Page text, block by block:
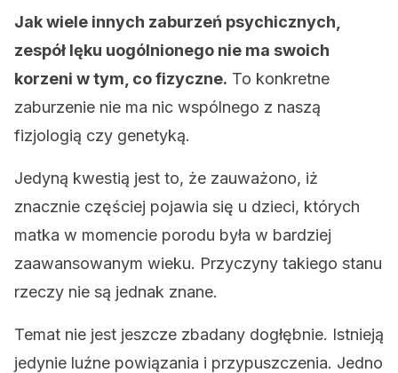
Jak wiele innych zaburzeń psychicznych,
zespół lęku uogólnionego nie ma swoich
korzeni w tym, co fizyczne. To konkretne
zaburzenie nie ma nic wspólnego z naszą
fizjologią czy genetyką.
Jedyną kwestią jest to, że zauważono, iż
znacznie częściej pojawia się u dzieci, których
matka w momencie porodu była w bardziej
zaawansowanym wieku. Przyczyny takiego stanu
rzeczy nie są jednak znane.
Temat nie jest jeszcze zbadany dogłębnie. Istnieją
jedynie luźne powiązania i przypuszczenia. Jedno